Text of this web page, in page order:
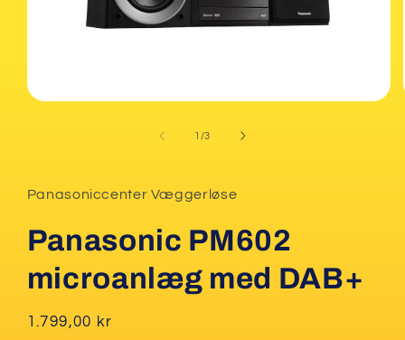
1 /af
3
Panasoniccenter Væggerløse
Panasonic PM602
microanlæg med DAB+
Normalpris
1.799,00 kr